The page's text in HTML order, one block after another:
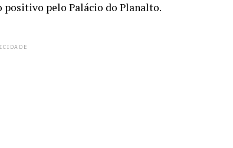
positivo pelo Palácio do Planalto.